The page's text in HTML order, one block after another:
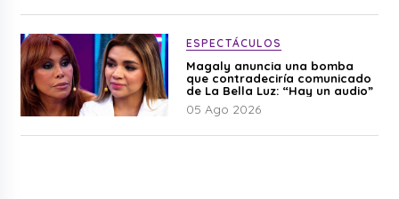
ESPECTÁCULOS
Magaly anuncia una bomba
que contradeciría comunicado
de La Bella Luz: “Hay un audio”
05 Ago 2026